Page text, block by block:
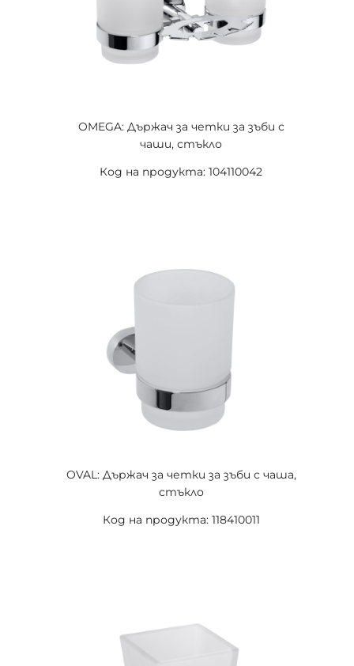
OMEGA: Държач за четки за зъби с
чаши, стъкло
Код на продукта: 104110042
OVAL: Държач за четки за зъби с чаша,
стъкло
Код на продукта: 118410011